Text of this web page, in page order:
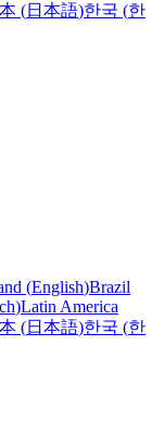
(日本語)한국 (한
(English)Brazil
)Latin America
(日本語)한국 (한